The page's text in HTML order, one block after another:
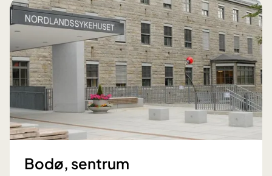
Bodø, sentrum